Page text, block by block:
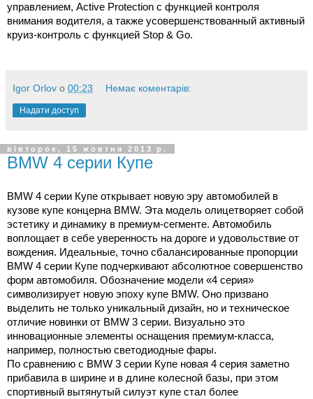
управлением, Active Protection с функцией контроля
внимания водителя, а также усовершенствованный активный
круиз-контроль с функцией Stop & Go.
Igor Orlov о 00:23 Немає коментарів:
Надати доступ
вівторок, 15 жовтня 2013 р.
BMW 4 серии Купе
BMW 4 серии Купе открывает новую эру автомобилей в
кузове купе концерна BMW. Эта модель олицетворяет собой
эстетику и динамику в премиум-сегменте. Автомобиль
воплощает в себе уверенность на дороге и удовольствие от
вождения. Идеальные, точно сбалансированные пропорции
BMW 4 серии Купе подчеркивают абсолютное совершенство
форм автомобиля. Обозначение модели «4 серия»
символизирует новую эпоху купе BMW. Оно призвано
выделить не только уникальный дизайн, но и техническое
отличие новинки от BMW 3 серии. Визуально это
инновационные элементы оснащения премиум-класса,
например, полностью светодиодные фары.
По сравнению с BMW 3 серии Купе новая 4 серия заметно
прибавила в ширине и в длине колесной базы, при этом
спортивный вытянутый силуэт купе стал более